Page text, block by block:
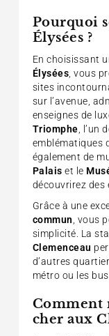
Pourquoi
Élysées ?
En choisissant
Élysées , vous
sites
sur l’avenue,
enseignes de
Triomphe ,
emblématiques
également de
Palais et le
découvrirez des
Grâce à une
commun , vous
simplicité. La
Clemenceau
d’autres
métro ou les bus.
Comment
cher aux